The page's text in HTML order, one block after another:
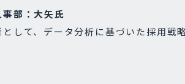
部：大矢氏
して、データ分析に基づいた採用戦